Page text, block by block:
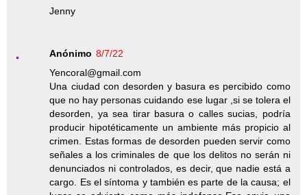
Jenny
Anónimo 8/7/22
Yencoral@gmail.com
Una ciudad con desorden y basura es percibido como
que no hay personas cuidando ese lugar ,si se tolera el
desorden, ya sea tirar basura o calles sucias, podría
producir hipotéticamente un ambiente más propicio al
crimen. Estas formas de desorden pueden servir como
señales a los criminales de que los delitos no serán ni
denunciados ni controlados, es decir, que nadie está a
cargo. Es el síntoma y también es parte de la causa; el